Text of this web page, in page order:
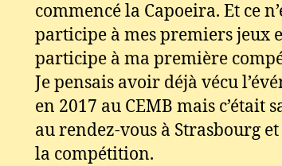
commencé la Capoeira. Et ce
participe à mes premiers jeux
participe à ma première
Je pensais avoir déjà vécu
en 2017 au CEMB mais c’était
au rendez-vous à Strasbourg
la compétition.